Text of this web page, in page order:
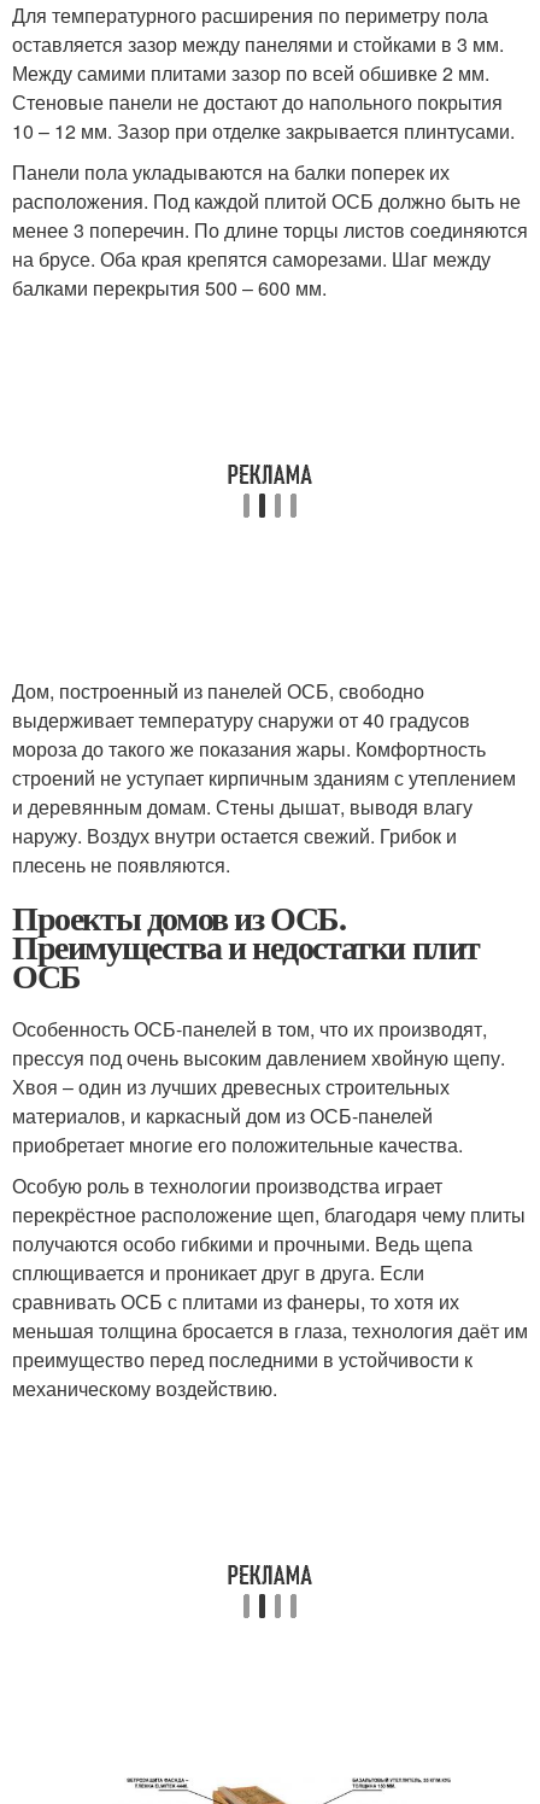
Для температурного расширения по периметру пола
оставляется зазор между панелями и стойками в 3 мм.
Между самими плитами зазор по всей обшивке 2 мм.
Стеновые панели не достают до напольного покрытия
10 – 12 мм. Зазор при отделке закрывается плинтусами.
Панели пола укладываются на балки поперек их
расположения. Под каждой плитой ОСБ должно быть не
менее 3 поперечин. По длине торцы листов соединяются
на брусе. Оба края крепятся саморезами. Шаг между
балками перекрытия 500 – 600 мм.
Дом, построенный из панелей ОСБ, свободно
выдерживает температуру снаружи от 40 градусов
мороза до такого же показания жары. Комфортность
строений не уступает кирпичным зданиям с утеплением
и деревянным домам. Стены дышат, выводя влагу
наружу. Воздух внутри остается свежий. Грибок и
плесень не появляются.
Проекты домов из ОСБ.
Преимущества и недостатки плит
ОСБ
Особенность ОСБ-панелей в том, что их производят,
прессуя под очень высоким давлением хвойную щепу.
Хвоя – один из лучших древесных строительных
материалов, и каркасный дом из ОСБ-панелей
приобретает многие его положительные качества.
Особую роль в технологии производства играет
перекрёстное расположение щеп, благодаря чему плиты
получаются особо гибкими и прочными. Ведь щепа
сплющивается и проникает друг в друга. Если
сравнивать ОСБ с плитами из фанеры, то хотя их
меньшая толщина бросается в глаза, технология даёт им
преимущество перед последними в устойчивости к
механическому воздействию.